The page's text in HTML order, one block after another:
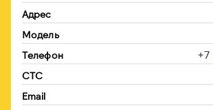
Адрес
Модель
Телефон +7
СТС
Email